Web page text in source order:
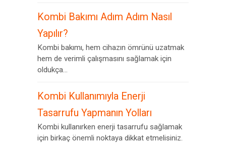
Kombi Bakımı Adım Adım Nasıl
Yapılır?
Kombi bakımı, hem cihazın ömrünü uzatmak
hem de verimli çalışmasını sağlamak için
oldukça...
Kombi Kullanımıyla Enerji
Tasarrufu Yapmanın Yolları
Kombi kullanırken enerji tasarrufu sağlamak
için birkaç önemli noktaya dikkat etmelisiniz.